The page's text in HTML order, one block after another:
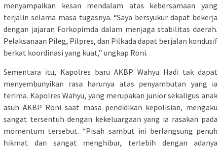
menyampaikan kesan mendalam atas kebersamaan yang
terjalin selama masa tugasnya. “Saya bersyukur dapat bekerja
dengan jajaran Forkopimda dalam menjaga stabilitas daerah.
Pelaksanaan Pileg, Pilpres, dan Pilkada dapat berjalan kondusif
berkat koordinasi yang kuat,” ungkap Roni.
Sementara itu, Kapolres baru AKBP Wahyu Hadi tak dapat
menyembunyikan rasa harunya atas penyambutan yang ia
terima. Kapolres Wahyu, yang merupakan junior sekaligus anak
asuh AKBP Roni saat masa pendidikan kepolisian, mengaku
sangat tersentuh dengan kekeluargaan yang ia rasakan pada
momentum tersebut. “Pisah sambut ini berlangsung penuh
hikmat dan sangat menghibur, terlebih dengan adanya